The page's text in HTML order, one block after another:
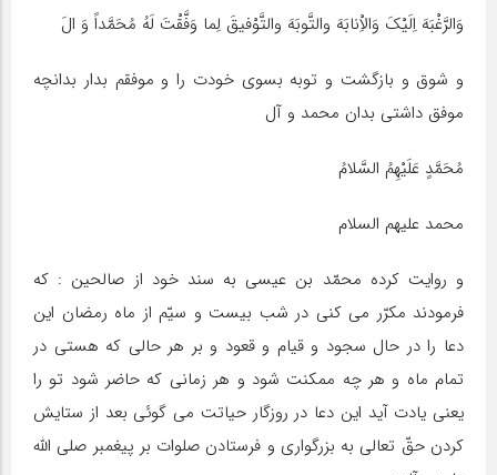
وَالرَّغْبَهَ اِلَیْکَ وَالاِْنابَهَ والتَّوبَهَ والتَّوْفیقَ لِما وَفَّقْتَ لَهُ مُحَمَّداً وَ الَ
و شوق و بازگشت و توبه بسوى خودت را و موفقم بدار بدانچه
موفق داشتى بدان محمد و آل
مُحَمَّدٍ عَلَیْهِمُ السَّلامُ
محمد علیهم السلام
و روایت کرده محمّد بن عیسى به سند خود از صالحین : که
فرمودند مکرّر مى کنى در شب بیست و سیّم از ماه رمضان این
دعا را در حال سجود و قیام و قعود و بر هر حالى که هستى در
تمام ماه و هر چه ممکنت شود و هر زمانى که حاضر شود تو را
یعنى یادت آید این دعا در روزگار حیاتت مى گوئى بعد از ستایش
کردن حقّ تعالى به بزرگوارى و فرستادن صلوات بر پیغمبر صلى الله